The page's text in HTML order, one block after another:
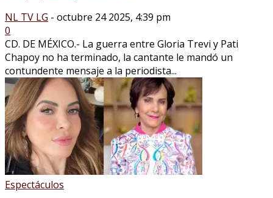
NL TV LG - octubre 24 2025, 4:39 pm
0
CD. DE MÉXICO.- La guerra entre Gloria Trevi y Pati
Chapoy no ha terminado, la cantante le mandó un
contundente mensaje a la periodista...
Espectáculos